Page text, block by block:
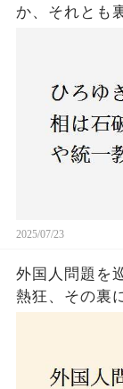
か、それとも
2025/07/23
外国人問題を
熱狂、その裏
はネットと